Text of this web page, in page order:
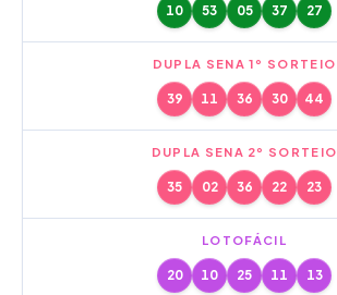
10 53 05 37 27
DUPLA SENA 1º SORTEIO
39 11 36 30 44
DUPLA SENA 2º SORTEIO
35 02 36 22 23
LOTOFÁCIL
20 10 25 11 13